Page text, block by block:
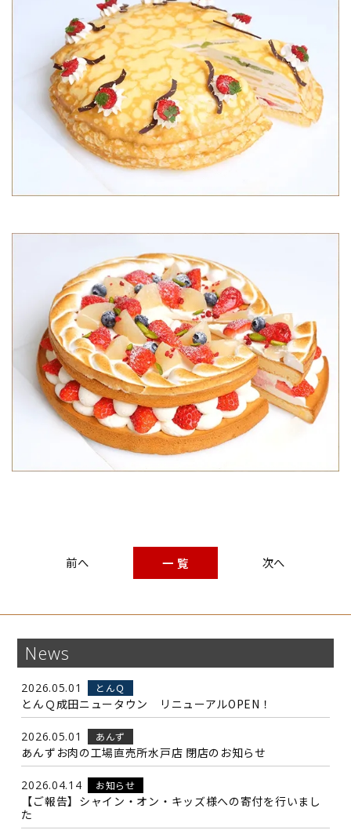
一 覧
News
2026.05.01 とんＱ
とんＱ成田ニュータウン リニューアルOPEN！
2026.05.01 あんず
あんずお肉の工場直売所水戸店 閉店のお知らせ
2026.04.14 お知らせ
【ご報告】シャイン・オン・キッズ様への寄付を行いまし
た